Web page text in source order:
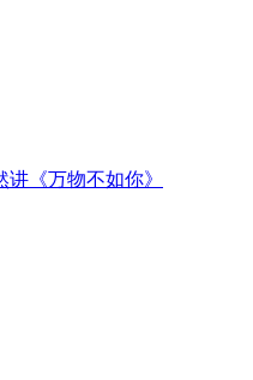
《万物不如你》